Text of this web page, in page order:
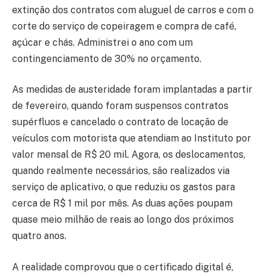
extinção dos contratos com aluguel de carros e com o
corte do serviço de copeiragem e compra de café,
açúcar e chás. Administrei o ano com um
contingenciamento de 30% no orçamento.
As medidas de austeridade foram implantadas a partir
de fevereiro, quando foram suspensos contratos
supérfluos e cancelado o contrato de locação de
veículos com motorista que atendiam ao Instituto por
valor mensal de R$ 20 mil. Agora, os deslocamentos,
quando realmente necessários, são realizados via
serviço de aplicativo, o que reduziu os gastos para
cerca de R$ 1 mil por mês. As duas ações poupam
quase meio milhão de reais ao longo dos próximos
quatro anos.
A realidade comprovou que o certificado digital é,